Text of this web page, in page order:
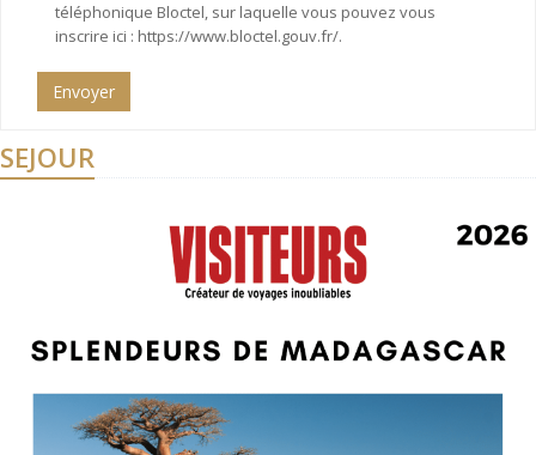
téléphonique Bloctel, sur laquelle vous pouvez vous
inscrire ici : https://www.bloctel.gouv.fr/.
Envoyer
SEJOUR